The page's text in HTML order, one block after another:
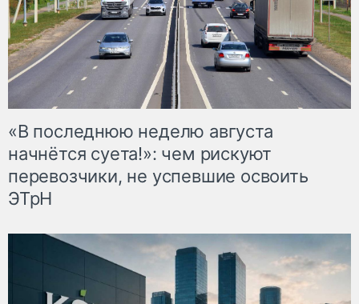
«В последнюю неделю августа
начнётся суета!»: чем рискуют
перевозчики, не успевшие освоить
ЭТрН